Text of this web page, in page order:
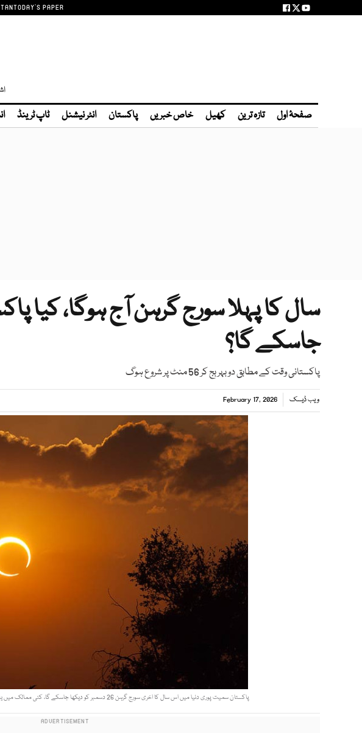
TODAY'S PAPER
صفحۂ اول تازہ ترین کھیل خاص خبریں پاکستان انٹر نیشنل ٹاپ ٹرینڈ
سال کا پہلا سورج گرہن آج ہوگا، کیا
جاسکے گا؟
پاکستانی وقت کے مطابق دوبہر بج کر 56 منٹ پر شروع ہوگ
ویب ڈیسک February 17, 2026
پاکستان سمیت پوری دنیا میں اس سال کا اخری سورج گرہن 26 دسمبر کو دیکھا جاسکے گا، کئی ممالک میں یہ آتشیں حلقے کی صورت دکھائی دے گا (فوٹو: فائل)